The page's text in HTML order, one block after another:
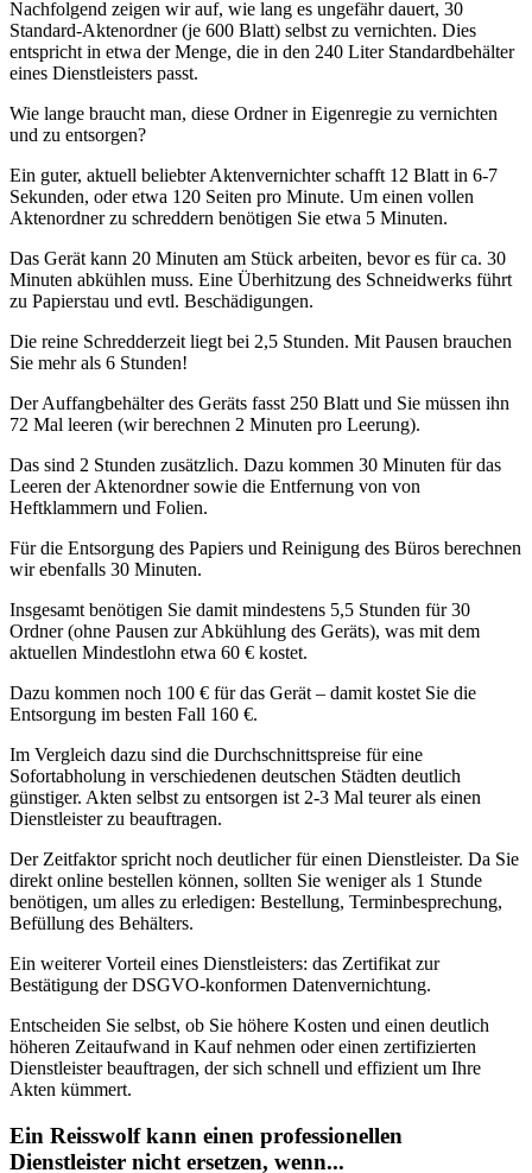
Nachfolgend zeigen wir auf, wie lang es ungefähr dauert, 30
Standard-Aktenordner (je 600 Blatt) selbst zu vernichten. Dies
entspricht in etwa der Menge, die in den 240 Liter Standardbehälter
eines Dienstleisters passt.
Wie lange braucht man, diese Ordner in Eigenregie zu vernichten
und zu entsorgen?
Ein guter, aktuell beliebter Aktenvernichter schafft 12 Blatt in 6-7
Sekunden, oder etwa 120 Seiten pro Minute. Um einen vollen
Aktenordner zu schreddern benötigen Sie etwa 5 Minuten.
Das Gerät kann 20 Minuten am Stück arbeiten, bevor es für ca. 30
Minuten abkühlen muss. Eine Überhitzung des Schneidwerks führt
zu Papierstau und evtl. Beschädigungen.
Die reine Schredderzeit liegt bei 2,5 Stunden. Mit Pausen brauchen
Sie mehr als 6 Stunden!
Der Auffangbehälter des Geräts fasst 250 Blatt und Sie müssen ihn
72 Mal leeren (wir berechnen 2 Minuten pro Leerung).
Das sind 2 Stunden zusätzlich. Dazu kommen 30 Minuten für das
Leeren der Aktenordner sowie die Entfernung von von
Heftklammern und Folien.
Für die Entsorgung des Papiers und Reinigung des Büros berechnen
wir ebenfalls 30 Minuten.
Insgesamt benötigen Sie damit mindestens 5,5 Stunden für 30
Ordner (ohne Pausen zur Abkühlung des Geräts), was mit dem
aktuellen Mindestlohn etwa 60 € kostet.
Dazu kommen noch 100 € für das Gerät – damit kostet Sie die
Entsorgung im besten Fall 160 €.
Im Vergleich dazu sind die Durchschnittspreise für eine
Sofortabholung in verschiedenen deutschen Städten deutlich
günstiger. Akten selbst zu entsorgen ist 2-3 Mal teurer als einen
Dienstleister zu beauftragen.
Der Zeitfaktor spricht noch deutlicher für einen Dienstleister. Da Sie
direkt online bestellen können, sollten Sie weniger als 1 Stunde
benötigen, um alles zu erledigen: Bestellung, Terminbesprechung,
Befüllung des Behälters.
Ein weiterer Vorteil eines Dienstleisters: das Zertifikat zur
Bestätigung der DSGVO-konformen Datenvernichtung.
Entscheiden Sie selbst, ob Sie höhere Kosten und einen deutlich
höheren Zeitaufwand in Kauf nehmen oder einen zertifizierten
Dienstleister beauftragen, der sich schnell und effizient um Ihre
Akten kümmert.
Ein Reisswolf kann einen professionellen
Dienstleister nicht ersetzen, wenn...